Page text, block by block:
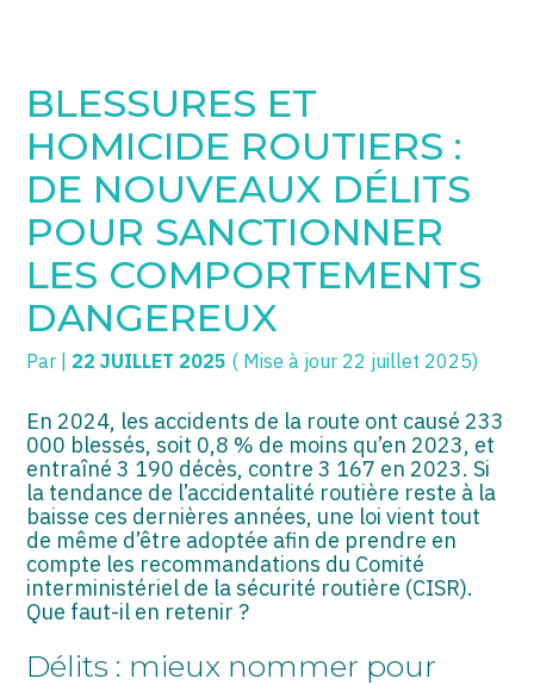
SOGECC – Noisy
SOGECC – République
SOGECC – Turbigo
COMMERÇANTS
GROUPE
SCI / LMNP
PROFESSIONS LIBÉRALES
HOLDING
EXPATRIÉ NON RÉSIDANT
IMPATRIÉ / EXPATRIÉ
ASSOCIATIONS
START-UP
Gérer votre quotidien
Piloter votre entreprise
Développer votre entreprise
Construire votre patrimoine
Être prêt pour la facturation
électronique
BLESSURES ET
HOMICIDE ROUTIERS :
DE NOUVEAUX DÉLITS
POUR SANCTIONNER
LES COMPORTEMENTS
DANGEREUX
Par 22 JUILLET 2025 ( Mise à jour 22 juillet 2025)
En 2024, les accidents de la route ont causé 233
000 blessés, soit 0,8 % de moins qu’en 2023, et
entraîné 3 190 décès, contre 3 167 en 2023. Si
la tendance de l’accidentalité routière reste à la
baisse ces dernières années, une loi vient tout
de même d’être adoptée afin de prendre en
compte les recommandations du Comité
interministériel de la sécurité routière (CISR).
Que faut-il en retenir ?
Délits : mieux nommer pour